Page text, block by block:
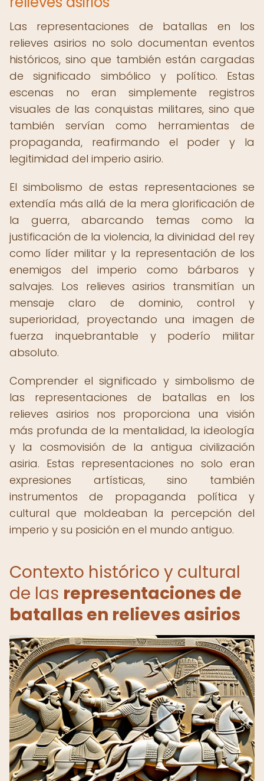
Las representaciones de batallas en los
relieves asirios no solo documentan eventos
históricos, sino que también están cargadas
de significado simbólico y político. Estas
escenas no eran simplemente registros
visuales de las conquistas militares, sino que
también servían como herramientas de
propaganda, reafirmando el poder y la
legitimidad del imperio asirio.
El simbolismo de estas representaciones se
extendía más allá de la mera glorificación de
la guerra, abarcando temas como la
justificación de la violencia, la divinidad del rey
como líder militar y la representación de los
enemigos del imperio como bárbaros y
salvajes. Los relieves asirios transmitían un
mensaje claro de dominio, control y
superioridad, proyectando una imagen de
fuerza inquebrantable y poderío militar
absoluto.
Comprender el significado y simbolismo de
las representaciones de batallas en los
relieves asirios nos proporciona una visión
más profunda de la mentalidad, la ideología
y la cosmovisión de la antigua civilización
asiria. Estas representaciones no solo eran
expresiones artísticas, sino también
instrumentos de propaganda política y
cultural que moldeaban la percepción del
imperio y su posición en el mundo antiguo.
Contexto histórico y cultural
de las representaciones de
batallas en relieves asirios